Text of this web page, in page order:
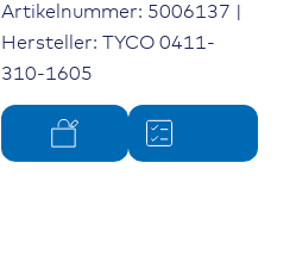
Artikelnummer: 5006137 |
Hersteller: TYCO 0411-
310-1605